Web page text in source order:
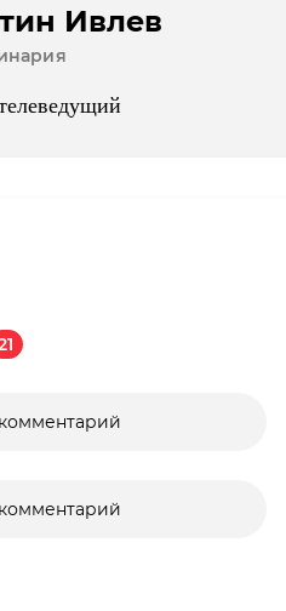
Ивлев